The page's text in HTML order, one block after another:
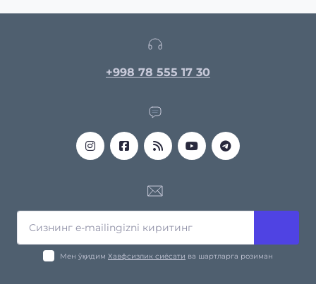
+998 78 555 17 30
Мен ўқидим Хавфсизлик сиёсати ва шартларга розиман